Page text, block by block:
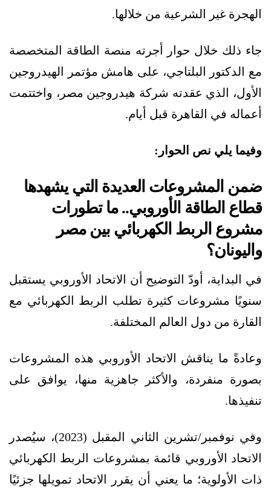
الهجرة غير الشرعية من خلالها.
جاء ذلك خلال حوار أجرته منصة الطاقة المتخصصة
مع الدكتور البلتاجي، على هامش مؤتمر الهيدروجين
الأول، الذي عقدته شركة هيدروجين مصر، واختتمت
أعماله في القاهرة قبل أيام.
وفيما يلي نص الحوار:
ضمن المشروعات العديدة التي يشهدها
قطاع الطاقة الأوروبي.. ما تطورات
مشروع الربط الكهربائي بين مصر
واليونان؟
في البداية، أودّ التوضيح أن الاتحاد الأوروبي يستقبل
سنويًا مشروعات كثيرة تطلب الربط الكهربائي مع
القارة من دول العالم المختلفة.
وعادةً ما يناقش الاتحاد الأوروبي هذه المشروعات
بصورة منفردة، والأكثر جاهزية منها، يوافق على
تنفيذها.
وفي نوفمبر/تشرين الثاني المقبل (2023)، سيُصدر
الاتحاد الأوروبي قائمة بمشروعات الربط الكهربائي
ذات الأولوية؛ ما يعني أن يقرر الاتحاد تمويلها جزئيًا